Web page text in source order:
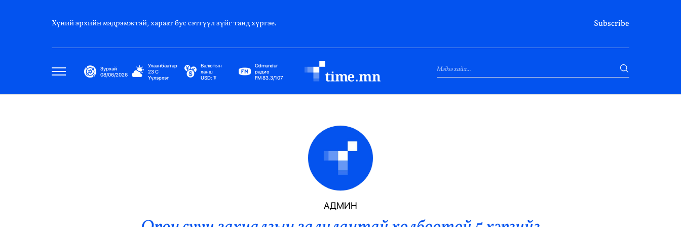
Хүний эрхийн мэдрэмжтэй, хараат бус сэтгүүл зүйг танд хүргэе. Subscribe
Зурхай
08/06/2026
Улаанбаатар
23C
Үүлэрхэг
Валютын
ханш
USD: ₮
Odmundur
радио
FM 83.3/107
Гадаад Харилцаа
Элчин Сайд
Парламент
Засгийн Газар
АДМИН